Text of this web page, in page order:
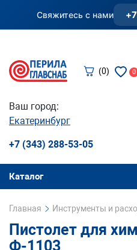
Свяжитесь с нами
(0) 0
Ваш город:
Екатеринбург
+7 (343) 288-53-05
Каталог
Главная Инструменты и
Пистолет для
Ф-1103